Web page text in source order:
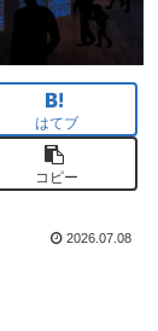
はてブ
コピー
2026.07.08